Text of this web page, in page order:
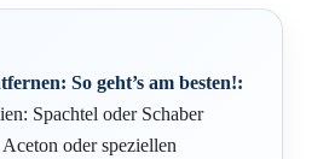
So geht’s am besten!:
Spachtel oder Schaber
oder speziellen